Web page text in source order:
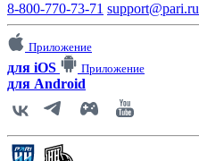
8-800-770-73-71 support@pari.ru
Приложение
для iOS Приложение
для Android